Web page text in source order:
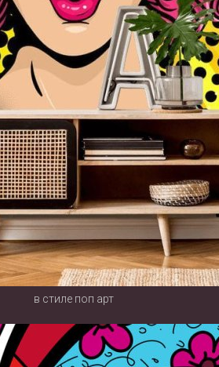
в стиле поп арт